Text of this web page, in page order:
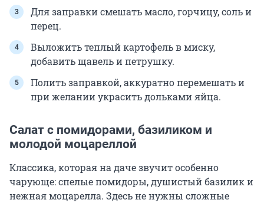
Для заправки смешать масло, горчицу, соль и
перец.
Выложить теплый картофель в миску,
добавить щавель и петрушку.
Полить заправкой, аккуратно перемешать и
при желании украсить дольками яйца.
Салат с помидорами, базиликом и
молодой моцареллой
Классика, которая на даче звучит особенно
чарующе: спелые помидоры, душистый базилик и
нежная моцарелла. Здесь не нужны сложные